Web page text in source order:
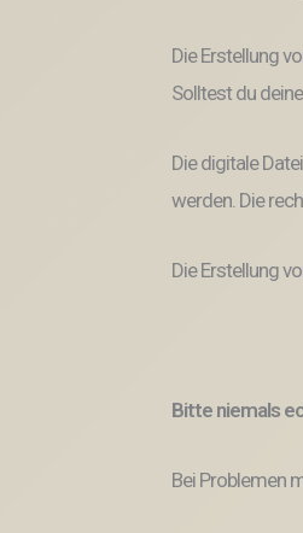
Die Erstellung
Solltest du
Die digitale
werden. Die
Die Erstellung
Bitte niemals
Bei Problemen